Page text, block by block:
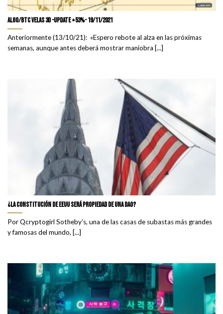
ALGO/BTC velas 3D -update +53%- 19/11/2021
Anteriormente (13/10/21): «Espero rebote al alza en las próximas
semanas, aunque antes deberá mostrar maniobra [...]
¿La constitución de EEUU será propiedad de una DAO?
Por Qcryptogirl Sotheby’s, una de las casas de subastas más grandes
y famosas del mundo, [...]